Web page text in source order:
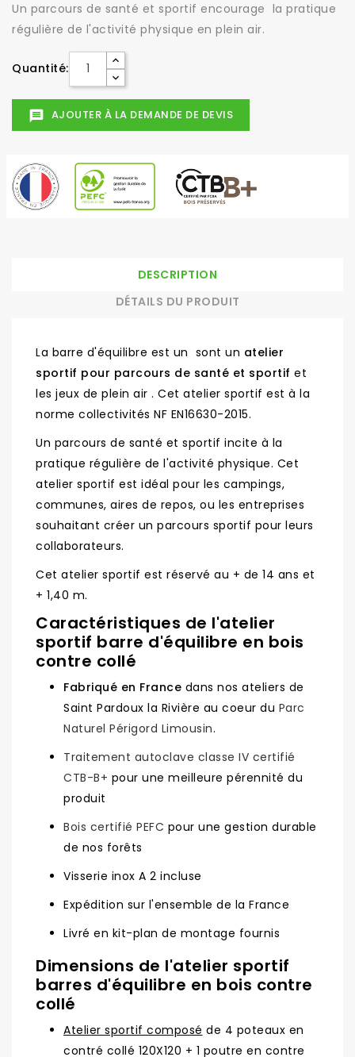
Un parcours de santé et sportif encourage la pratique
régulière de l'activité physique en plein air.
Quantité:
message AJOUTER À LA DEMANDE DE DEVIS
DESCRIPTION
DÉTAILS DU PRODUIT
La barre d'équilibre est un sont un atelier
sportif pour parcours de santé et sportif et
les jeux de plein air . Cet atelier sportif est à la
norme collectivités NF EN16630-2015.
Un parcours de santé et sportif incite à la
pratique régulière de l'activité physique. Cet
atelier sportif est idéal pour les campings,
communes, aires de repos, ou les entreprises
souhaitant créer un parcours sportif pour leurs
collaborateurs.
Cet atelier sportif est réservé au + de 14 ans et
+ 1,40 m.
Caractéristiques de l'atelier
sportif barre d'équilibre en bois
contre collé
Fabriqué en France dans nos ateliers de
Saint Pardoux la Rivière au coeur du Parc
Naturel Périgord Limousin.
Traitement autoclave classe IV certifié
CTB-B+ pour une meilleure pérennité du
produit
Bois certifié PEFC pour une gestion durable
de nos forêts
Visserie inox A 2 incluse
Expédition sur l'ensemble de la France
Livré en kit-plan de montage fournis
Dimensions de l'atelier sportif
barres d'équilibre en bois contre
collé
Atelier sportif composé de 4 poteaux en
contré collé 120X120 + 1 poutre en contre